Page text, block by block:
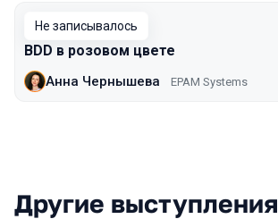
Не записывалось
BDD в розовом цвете
Анна Чернышева EPAM Systems
Другие выступления